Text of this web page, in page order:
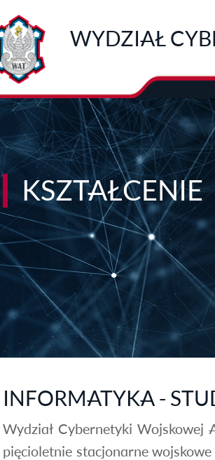
WYDZIAŁ
KSZTAŁCENIE
INFORMATYKA -
Wydział Cybernetyki Wojskowej
pięcioletnie stacjonarne